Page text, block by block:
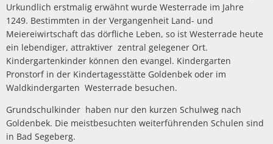
Urkundlich erstmalig erwähnt wurde Westerrade im Jahre
1249. Bestimmten in der Vergangenheit Land- und
Meiereiwirtschaft das dörfliche Leben, so ist Westerrade heute
ein lebendiger, attraktiver zentral gelegener Ort.
Kindergartenkinder können den evangel. Kindergarten
Pronstorf in der Kindertagesstätte Goldenbek oder im
Waldkindergarten Westerrade besuchen.
Grundschulkinder haben nur den kurzen Schulweg nach
Goldenbek. Die meistbesuchten weiterführenden Schulen sind
in Bad Segeberg.